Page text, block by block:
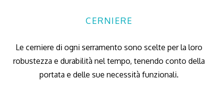
CERNIERE
Le cerniere di ogni serramento sono scelte per la loro
robustezza e durabilità nel tempo, tenendo conto della
portata e delle sue necessità funzionali.